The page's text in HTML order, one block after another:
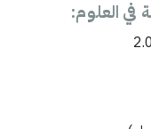
العلوم: